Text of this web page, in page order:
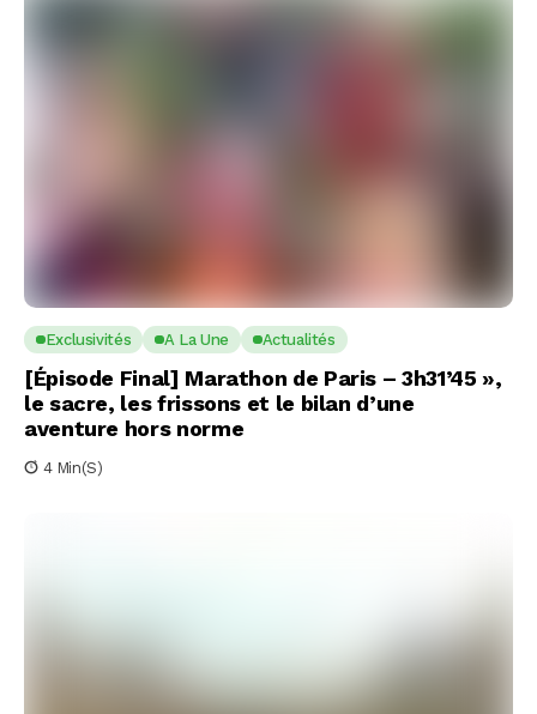
Exclusivités A La Une Actualités
[Épisode Final] Marathon de Paris – 3h31’45 »,
le sacre, les frissons et le bilan d’une
aventure hors norme
4 Min(s)